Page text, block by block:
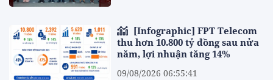
thu hơn 10.800 tỷ đồng sau nửa
năm, lợi nhuận tăng 14%
09/08/2026 06:55:41